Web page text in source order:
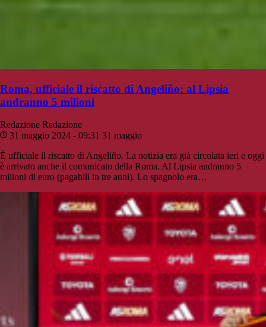
Roma, ufficiale il riscatto di Angeliño: al Lipsia
andranno 5 milioni
Redazione Redazione
31 maggio 2024 - 09:31 31 maggio
È ufficiale il riscatto di Angeliño. La notizia era già circolata ieri e oggi
è arrivato anche il comunicato della Roma. Al Lipsia andranno 5
milioni di euro (pagabili in tre anni). Lo spagnolo era…